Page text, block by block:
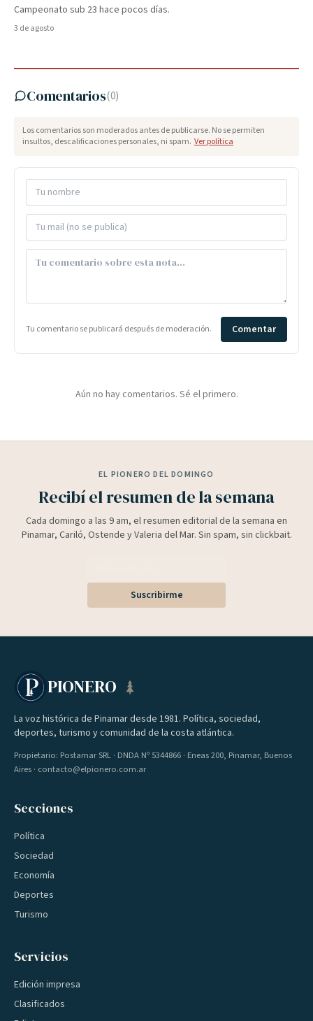
Campeonato sub 23 hace pocos días.
3 de agosto
Comentarios(0)
Los comentarios son moderados antes de publicarse. No se permiten
insultos, descalificaciones personales, ni spam. Ver política
Tu comentario se publicará después de moderación. Comentar
Aún no hay comentarios. Sé el primero.
EL PIONERO DEL DOMINGO
Recibí el resumen de la semana
Cada domingo a las 9 am, el resumen editorial de la semana en
Pinamar, Cariló, Ostende y Valeria del Mar. Sin spam, sin clickbait.
Suscribirme
PIONERO
La voz histórica de Pinamar desde 1981. Política, sociedad,
deportes, turismo y comunidad de la costa atlántica.
Propietario: Postamar SRL · DNDA Nº 5344866 · Eneas 200, Pinamar, Buenos
Aires · contacto@elpionero.com.ar
Secciones
Política
Sociedad
Economía
Deportes
Turismo
Servicios
Edición impresa
Clasificados